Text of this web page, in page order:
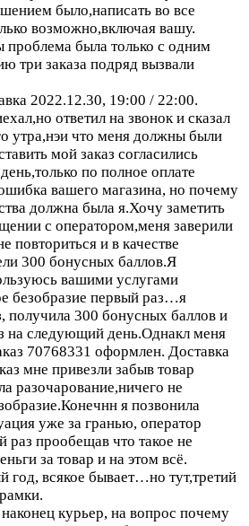
было,написать во все
возможно,включая вашу.
проблема была только с одним
три заказа подряд вызвали
2022.12.30, 19:00 / 22:00.
ответил на звонок и сказал
утра,нэи что меня должны были
мой заказ согласились
по полное оплате
вашего магазина, но почему
должна была я.Хочу заметить
с оператором,меня заверили
повториться и в качестве
300 бонусных баллов.Я
вашими услугами
безобразие первый раз…я
получила 300 бонусных баллов и
на следующий день.Однакл меня
70768331 оформлен. Доставка
мне привезли забыв товар
разочарование,ничего не
я позвонила
уже за гранью, оператор
раз прообещав что такое не
за товар и на этом всё.
всякое бывает…но тут,третий
курьер, на вопрос почему